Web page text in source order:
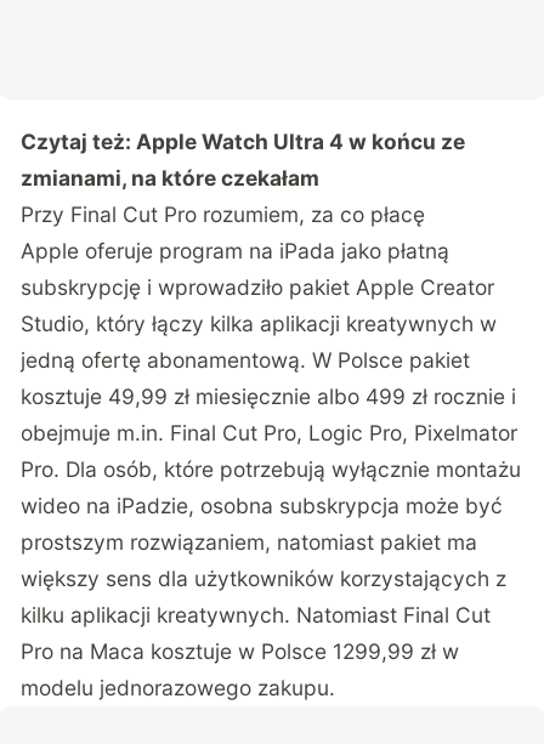
Czytaj też: Apple Watch Ultra 4 w końcu ze
zmianami, na które czekałam
Przy Final Cut Pro rozumiem, za co płacę
Apple oferuje program na iPada jako płatną
subskrypcję i wprowadziło pakiet Apple Creator
Studio, który łączy kilka aplikacji kreatywnych w
jedną ofertę abonamentową. W Polsce pakiet
kosztuje 49,99 zł miesięcznie albo 499 zł rocznie i
obejmuje m.in. Final Cut Pro, Logic Pro, Pixelmator
Pro. Dla osób, które potrzebują wyłącznie montażu
wideo na iPadzie, osobna subskrypcja może być
prostszym rozwiązaniem, natomiast pakiet ma
większy sens dla użytkowników korzystających z
kilku aplikacji kreatywnych. Natomiast Final Cut
Pro na Maca kosztuje w Polsce 1299,99 zł w
modelu jednorazowego zakupu.